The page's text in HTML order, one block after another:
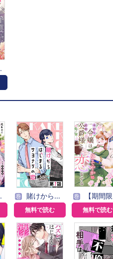
巻 賭けからはじまるサヨナラの恋【単話版】
無料で読む
巻 【期間限定無料】本好き令嬢は敏腕公爵様とひそやかに恋をする
無料で読む